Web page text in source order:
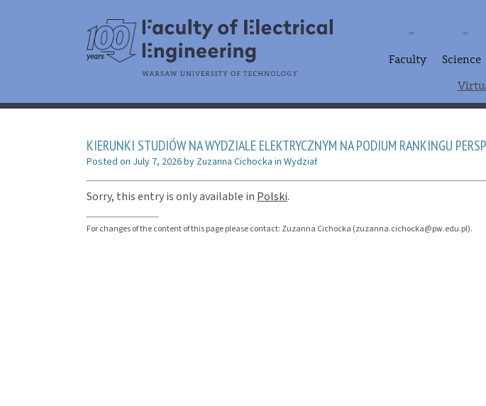
Faculty Science
KIERUNKI STUDIÓW NA WYDZIALE ELEKTRYCZNYM NA PODIUM RANKINGU
Posted on July 7, 2026by Zuzanna Cichocka in Wydział
Sorry, this entry is only available in Polski.
For changes of the content of this page please contact: Zuzanna Cichocka (zuzanna.cichocka@pw.edu.pl).